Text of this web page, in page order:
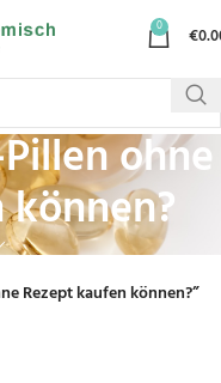
0 €
ohne
Rezept kaufen können?”